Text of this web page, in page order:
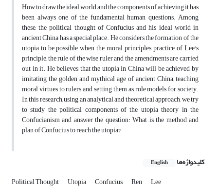
How to draw the ideal world and the components of achieving it has
been always one of the fundamental human questions. Among
these, the political thought of Confucius and his ideal world in
ancient China has a special place. He considers the formation of the
utopia to be possible when the moral principles, practice of Lee's
principle, the rule of the wise ruler and the amendments are carried
out in it. He believes that the utopia in China will be achieved by
imitating the golden and mythical age of ancient China, teaching
moral virtues to rulers and setting them as role models for society.
In this research, using an analytical and theoretical approach, we try
to study the political components of the utopia theory in the
Confucianism and answer the question: What is the method and
plan of Confucius to reach the utopia?
کلیدواژه‌ها English
Political Thought Utopia Confucius Ren Lee